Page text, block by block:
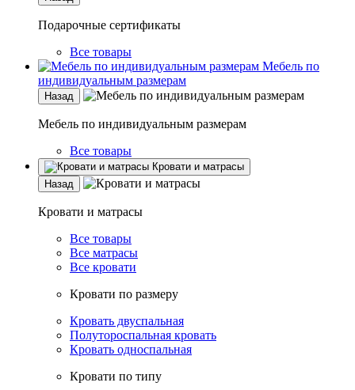
Подарочные сертификаты
Все товары
Мебель по
индивидуальным размерам
Назад
Мебель по индивидуальным размерам
Все товары
Кровати и матрасы
Назад
Кровати и матрасы
Все товары
Все матрасы
Все кровати
Кровати по размеру
Кровать двуспальная
Полутороспальная кровать
Кровать односпальная
Кровати по типу